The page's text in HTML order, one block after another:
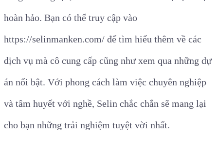
hoàn hảo. Bạn có thể truy cập vào
https://selinmanken.com/ để tìm hiểu thêm về các
dịch vụ mà cô cung cấp cũng như xem qua những dự
án nổi bật. Với phong cách làm việc chuyên nghiệp
và tâm huyết với nghề, Selin chắc chắn sẽ mang lại
cho bạn những trải nghiệm tuyệt vời nhất.